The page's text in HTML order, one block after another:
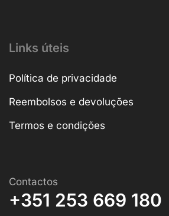
Links úteis
Política de privacidade
Reembolsos e devoluções
Termos e condições
Contactos
+351 253 669 180